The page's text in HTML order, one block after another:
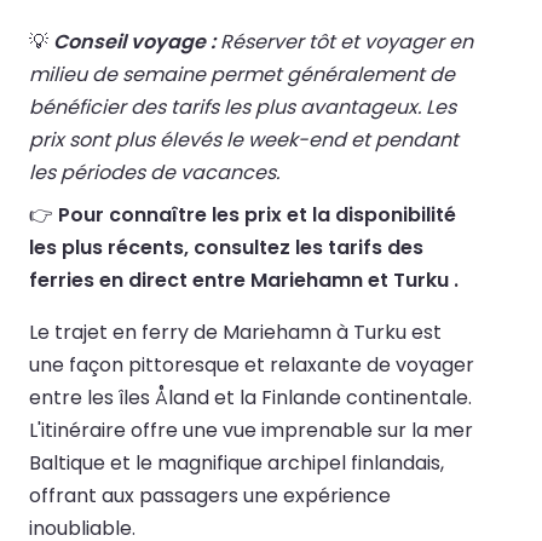
💡 Conseil voyage :Réserver tôt et voyager en
milieu de semaine permet généralement de
bénéficier des tarifs les plus avantageux. Les
prix sont plus élevés le week-end et pendant
les périodes de vacances.
👉 Pour connaître les prix et la disponibilité
les plus récents, consultez les tarifs des
ferries en direct entre Mariehamn et Turku .
Le trajet en ferry de Mariehamn à Turku est
une façon pittoresque et relaxante de voyager
entre les îles Åland et la Finlande continentale.
L'itinéraire offre une vue imprenable sur la mer
Baltique et le magnifique archipel finlandais,
offrant aux passagers une expérience
inoubliable.